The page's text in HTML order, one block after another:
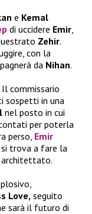
e Kemal
di uccidere Emir
Zehir.
con la
da Nihan.
commissario
sospetti in una
nel posto in cui
per poterla
perso, Emir
si trova a fare la
architettato.
Love, seguito
sarà il futuro di